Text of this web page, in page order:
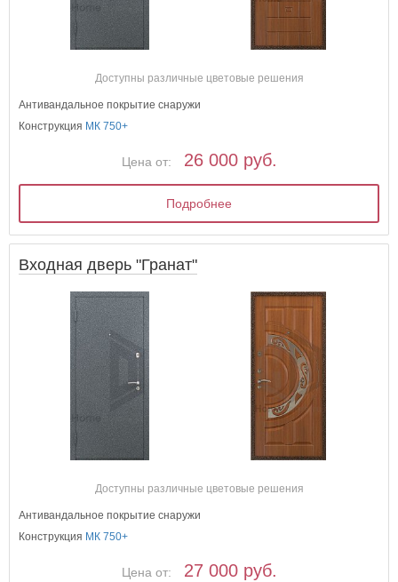
Доступны различные цветовые решения
Антивандальное покрытие снаружи
Конструкция МК 750+
Цена от: 26 000 руб.
Подробнее
Входная дверь "Гранат"
Доступны различные цветовые решения
Антивандальное покрытие снаружи
Конструкция МК 750+
Цена от: 27 000 руб.